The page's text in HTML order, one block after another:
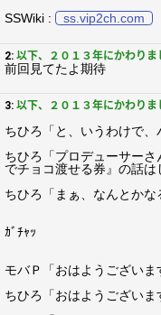
SSWiki :
ss.vip2ch.com
2: 以下、２０１３年にかわり
前回見てたよ期待
3: 以下、２０１３年にかわり
ちひろ「と、いうわけで、
ちひろ「プロデューサー
でチョコ渡せる券』の話は
ちひろ「まぁ、なんとかな
ｶﾞﾁｬｯ
モバＰ「おはようございま
ちひろ「おはようございま